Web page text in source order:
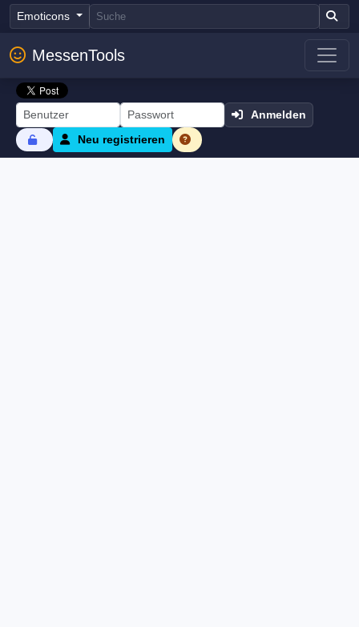
Emoticons
MessenTools
Anmelden
Neu registrieren